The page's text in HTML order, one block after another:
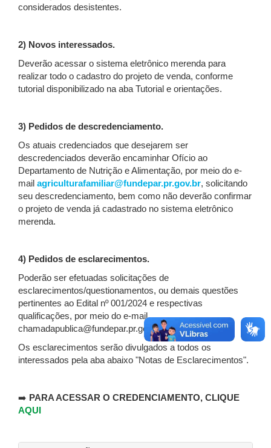
considerados desistentes.
2) Novos interessados.
Deverão acessar o sistema eletrônico merenda para
realizar todo o cadastro do projeto de venda, conforme
tutorial disponibilizado na aba Tutorial e orientações.
3) Pedidos de descredenciamento.
Os atuais credenciados que desejarem ser
descredenciados deverão encaminhar Ofício ao
Departamento de Nutrição e Alimentação, por meio do e-
mail agriculturafamiliar@fundepar.pr.gov.br, solicitando
seu descredenciamento, bem como não deverão confirmar
o projeto de venda já cadastrado no sistema eletrônico
merenda.
4) Pedidos de esclarecimentos.
Poderão ser efetuadas solicitações de
esclarecimentos/questionamentos, ou demais questões
pertinentes ao Edital nº 001/2024 e respectivas
qualificações, por meio do e-mail
chamadapublica@fundepar.pr.gov.br .
Os esclarecimentos serão divulgados a todos os
interessados pela aba abaixo "Notas de Esclarecimentos".
➡️ PARA ACESSAR O CREDENCIAMENTO, CLIQUE
AQUI